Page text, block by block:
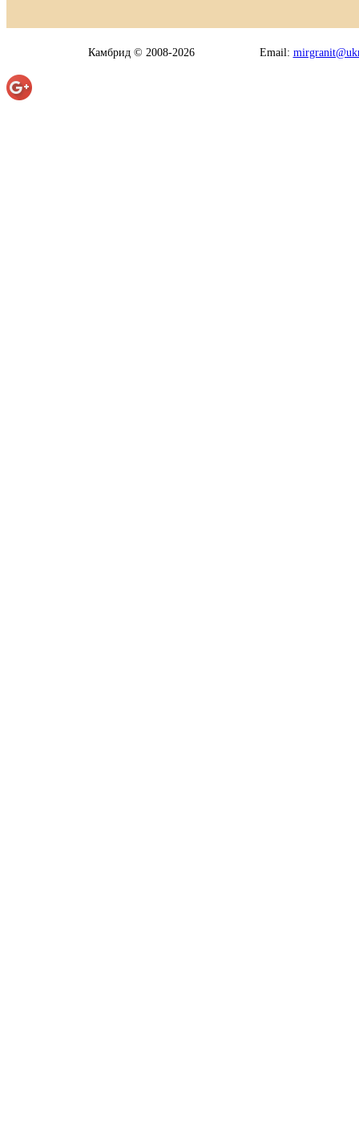
Камбрид © 2008-2026 Email: